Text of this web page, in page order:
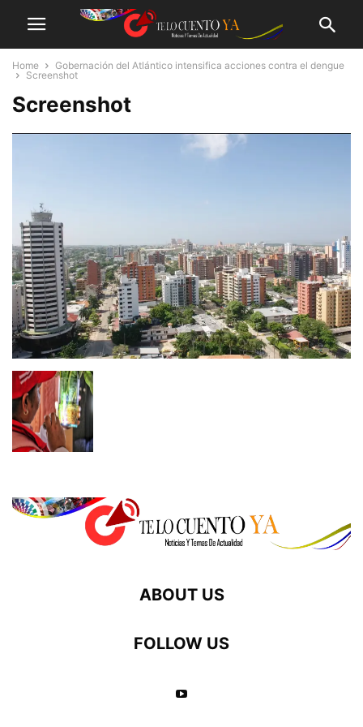
Home
Gobernación del Atlántico intensifica acciones contra el dengue
Screenshot
Screenshot
ABOUT US
FOLLOW US